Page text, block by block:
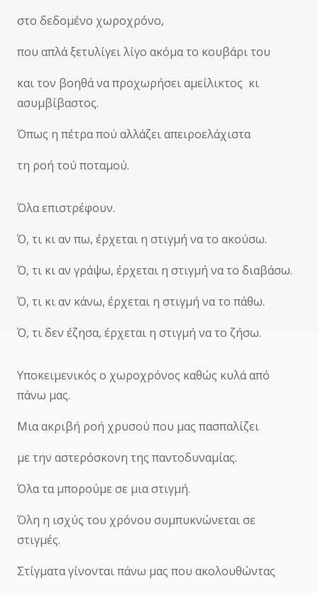
στο δεδομένο χωροχρόνο,
που απλά ξετυλίγει λίγο ακόμα το κουβάρι του
και τον βοηθά να προχωρήσει αμείλικτος κι
ασυμβίβαστος.
Όπως η πέτρα πού αλλάζει απειροελάχιστα
τη ροή τού ποταμού.
Όλα επιστρέφουν.
Ό, τι κι αν πω, έρχεται η στιγμή να το ακούσω.
Ό, τι κι αν γράψω, έρχεται η στιγμή να το διαβάσω.
Ό, τι κι αν κάνω, έρχεται η στιγμή να το πάθω.
Ό, τι δεν έζησα, έρχεται η στιγμή να το ζήσω.
Υποκειμενικός ο χωροχρόνος καθώς κυλά από
πάνω μας.
Μια ακριβή ροή χρυσού που μας πασπαλίζει
με την αστερόσκονη της παντοδυναμίας.
Όλα τα μπορούμε σε μια στιγμή.
Όλη η ισχύς του χρόνου συμπυκνώνεται σε
στιγμές.
Στίγματα γίνονται πάνω μας που ακολουθώντας